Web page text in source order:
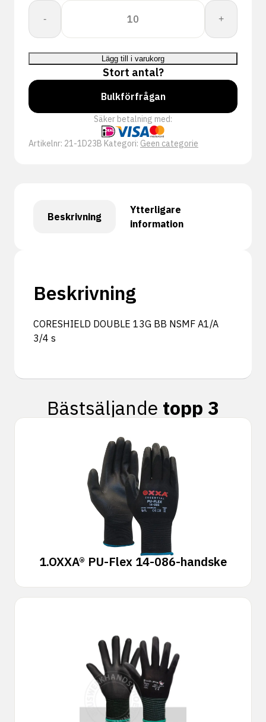
-
CORESHIELD
DOUBLE
13G
BB
NSMF
A1/A
3/4
mängd
+
Lägg till i varukorg
Stort antal?
Bulkförfrågan
Säker betalning med:
Artikelnr: 21-1D23B Kategori: Geen categorie
Beskrivning
Ytterligare
information
Beskrivning
CORESHIELD DOUBLE 13G BB NSMF A1/A
3/4 s
Bästsäljande topp 3
1.OXXA® PU-Flex 14-086-handske